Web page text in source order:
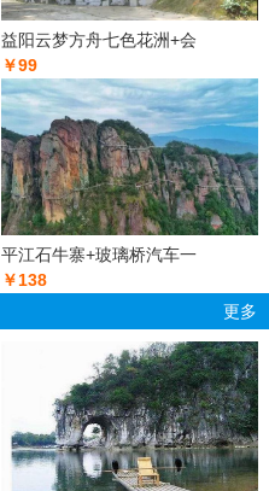
益阳云梦方舟七色花洲+会
￥99
平江石牛寨+玻璃桥汽车一
￥138
更多